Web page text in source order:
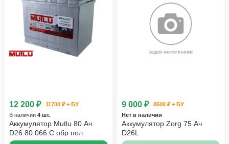
12 200 ₽
11700 ₽ + БУ
В наличии 4 шт.
Аккумулятор Mutlu 80 Ач
D26.80.066.C обр пол
9 000 ₽
8500 ₽ + БУ
Нет в наличии
Аккумулятор Zorg 75 Ач
D26L